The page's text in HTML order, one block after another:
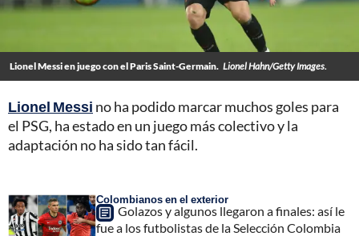
Lionel Messi en juego con el Paris Saint-Germain. Lionel Hahn/Getty Images.
Lionel Messi no ha podido marcar muchos goles para
el PSG, ha estado en un juego más colectivo y la
adaptación no ha sido tan fácil.
Colombianos en el exterior
Golazos y algunos llegaron a finales: así le
fue a los futbolistas de la Selección Colombia